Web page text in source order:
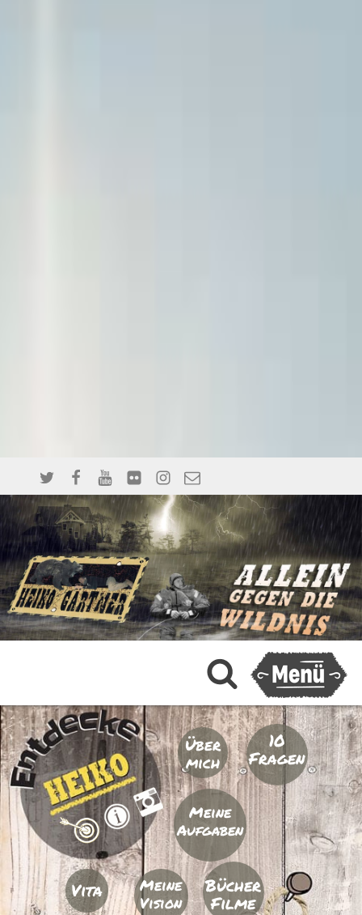
Über
mich
Vita
10
Fragen
Meine
Aufgaben
Bücher
Filme
Meine
Vision